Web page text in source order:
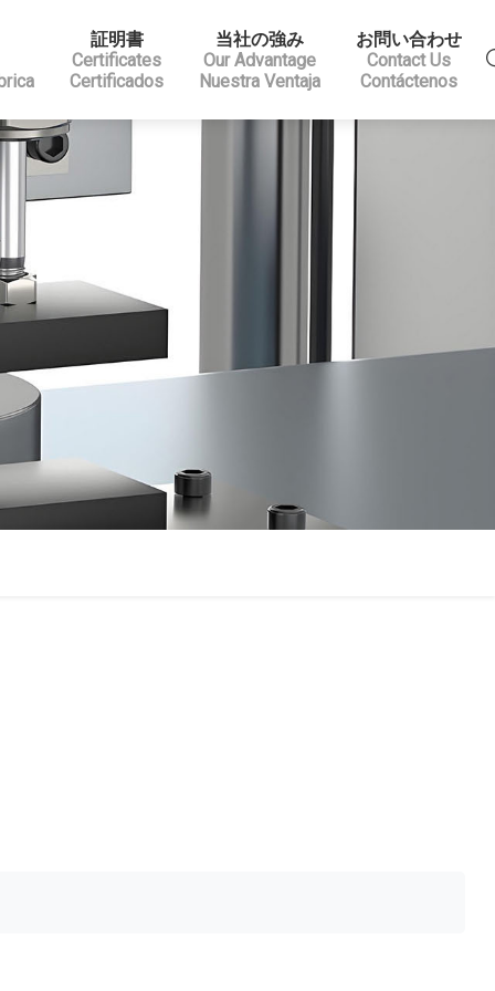
証明書
Certificates
Certificados
当社の強み
Our Advantage
Nuestra Ventaja
お問い合わせ
Contact Us
Contáctenos